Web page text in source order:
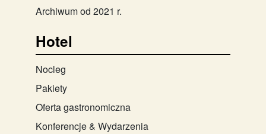
Archiwum od 2021 r.
Hotel
Nocleg
Pakiety
Oferta gastronomiczna
Konferencje & Wydarzenia